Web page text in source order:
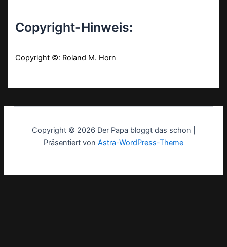
Copyright-Hinweis:
Copyright ©: Roland M. Horn
Copyright © 2026 Der Papa bloggt das schon |
Präsentiert von Astra-WordPress-Theme